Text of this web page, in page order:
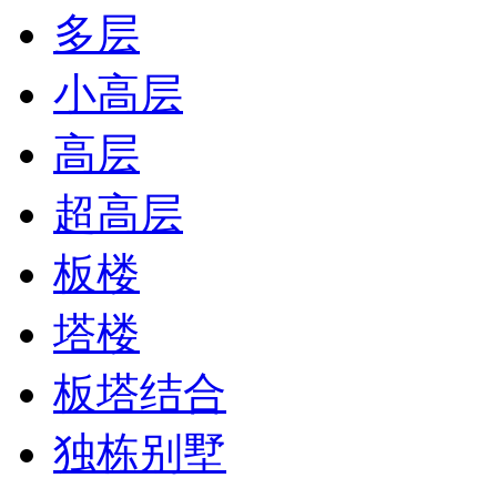
多层
小高层
高层
超高层
板楼
塔楼
板塔结合
独栋别墅